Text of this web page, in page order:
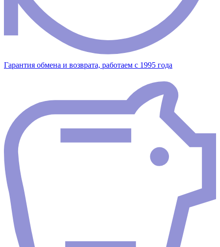
Гарантия обмена и возврата, работаем с 1995 года